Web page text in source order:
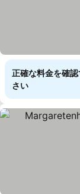
正確な料金を確
さい